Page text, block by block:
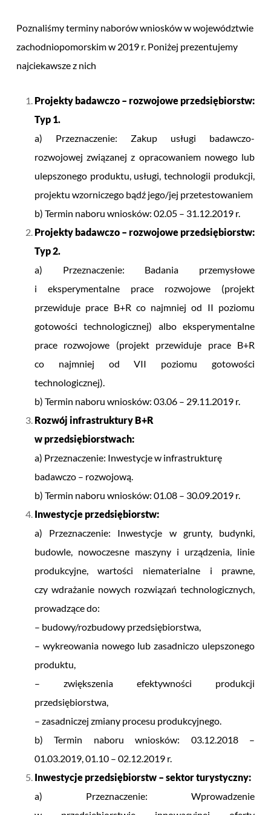
Poznaliśmy terminy naborów wniosków w województwie
zachodniopomorskim w 2019 r. Poniżej prezentujemy
najciekawsze z nich
Projekty badawczo – rozwojowe przedsiębiorstw:
Typ 1.
a) Przeznaczenie: Zakup usługi badawczo-
rozwojowej związanej z opracowaniem nowego lub
ulepszonego produktu, usługi, technologii produkcji,
projektu wzorniczego bądź jego/jej przetestowaniem
b) Termin naboru wniosków: 02.05 – 31.12.2019 r.
Projekty badawczo – rozwojowe przedsiębiorstw:
Typ 2.
a) Przeznaczenie: Badania przemysłowe
i eksperymentalne prace rozwojowe (projekt
przewiduje prace B+R co najmniej od II poziomu
gotowości technologicznej) albo eksperymentalne
prace rozwojowe (projekt przewiduje prace B+R
co najmniej od VII poziomu gotowości
technologicznej).
b) Termin naboru wniosków: 03.06 – 29.11.2019 r.
Rozwój infrastruktury B+R
w przedsiębiorstwach:
a) Przeznaczenie: Inwestycje w infrastrukturę
badawczo – rozwojową.
b) Termin naboru wniosków: 01.08 – 30.09.2019 r.
Inwestycje przedsiębiorstw:
a) Przeznaczenie: Inwestycje w grunty, budynki,
budowle, nowoczesne maszyny i urządzenia, linie
produkcyjne, wartości niematerialne i prawne,
czy wdrażanie nowych rozwiązań technologicznych,
prowadzące do:
– budowy/rozbudowy przedsiębiorstwa,
– wykreowania nowego lub zasadniczo ulepszonego
produktu,
– zwiększenia efektywności produkcji
przedsiębiorstwa,
– zasadniczej zmiany procesu produkcyjnego.
b) Termin naboru wniosków: 03.12.2018 –
01.03.2019, 01.10 – 02.12.2019 r.
Inwestycje przedsiębiorstw – sektor turystyczny:
a) Przeznaczenie: Wprowadzenie